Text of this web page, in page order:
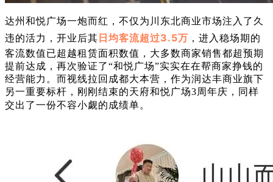
达州和悦广场一炮而红 ，不仅为川东北商业市场注入了久
违的活力， 开业后其日均客流超过3.5万 ，进入稳场期的
客流数值已超越租赁面积数值，大多数商家销售都超预期
提前达成，再次验证了“和悦广场”实实在在帮商家挣钱的
经营能力 。而视线拉回成都大本营，作为润达丰商业旗下
另一重要标杆，刚刚结束的天府和悦广场3周年庆，同样
交出了一份不容小觑的成绩单。